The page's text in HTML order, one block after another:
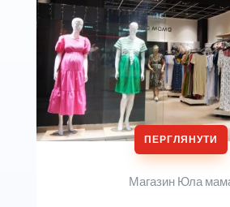
ПЕРГЛЯНУТИ
Магазин Юла